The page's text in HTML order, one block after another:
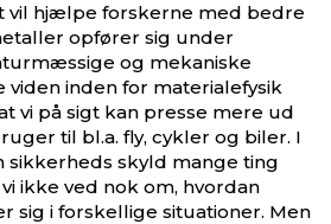
vil hjælpe forskerne med bedre
opfører sig under
og mekaniske
viden inden for materialefysik
vi på sigt kan presse mere ud
til bl.a. fly, cykler og biler. I
sikkerheds skyld mange ting
ikke ved nok om, hvordan
sig i forskellige situationer. Men